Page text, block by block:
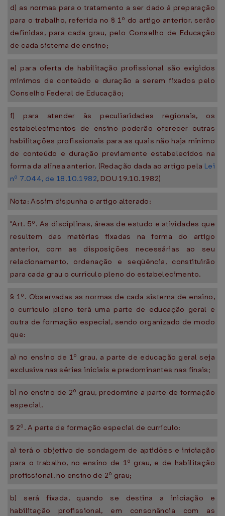
d) as normas para o tratamento a ser dado à preparação
para o trabalho, referida no § 1º do artigo anterior, serão
definidas, para cada grau, pelo Conselho de Educação
de cada sistema de ensino;
e) para oferta de habilitação profissional são exigidos
mínimos de conteúdo e duração a serem fixados pelo
Conselho Federal de Educação;
f) para atender às peculiaridades regionais, os
estabelecimentos de ensino poderão oferecer outras
habilitações profissionais para as quais não haja mínimo
de conteúdo e duração previamente estabelecidos na
forma da alínea anterior. (Redação dada ao artigo pela Lei
nº 7.044, de 18.10.1982, DOU 19.10.1982)
Nota: Assim dispunha o artigo alterado:
"Art. 5º. As disciplinas, áreas de estudo e atividades que
resultem das matérias fixadas na forma do artigo
anterior, com as disposições necessárias ao seu
relacionamento, ordenação e seqüência, constituirão
para cada grau o currículo pleno do estabelecimento.
§ 1º. Observadas as normas de cada sistema de ensino,
o currículo pleno terá uma parte de educação geral e
outra de formação especial, sendo organizado de modo
que:
a) no ensino de 1º grau, a parte de educação geral seja
exclusiva nas séries iniciais e predominantes nas finais;
b) no ensino de 2º grau, predomine a parte de formação
especial.
§ 2º. A parte de formação especial de currículo:
a) terá o objetivo de sondagem de aptidões e iniciação
para o trabalho, no ensino de 1º grau, e de habilitação
profissional, no ensino de 2º grau;
b) será fixada, quando se destina a iniciação e
habilitação profissional, em consonância com as